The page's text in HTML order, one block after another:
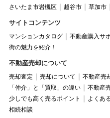
さいたま市岩槻区
越谷市 草加市
サイトコンテンツ
マンションカタログ 不動産購入サ
街の魅力を紹介！
不動産売却について
売却査定 売却について
不動産売
「仲介」と「買取」の違い
不動産
少しでも高く売るポイント
よくあ
相続相談